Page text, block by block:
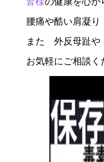
腰痛や酷い肩凝
また 外反母趾
お気軽にご相談く